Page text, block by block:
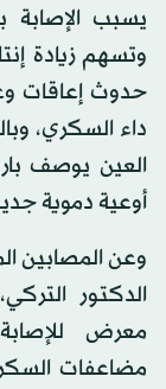
يسبب الإصابة
وتسهم زيادة
حدوث إعاقات
داء السكري،
العين يوصف
أوعية دموية
وعن المصابين
الدكتور
معرض